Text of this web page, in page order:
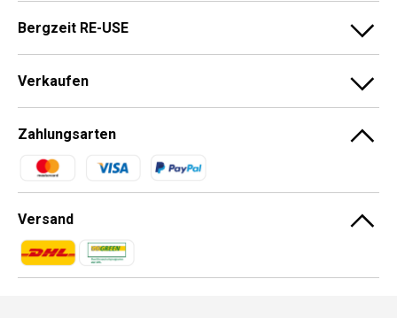
Bergzeit RE-USE
Verkaufen
Zahlungsarten
Zahlungsmethoden
Versand
Zahlungsmethoden